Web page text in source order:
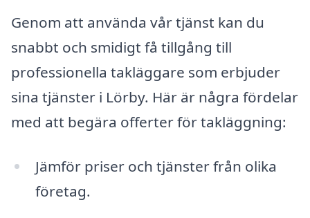
Genom att använda vår tjänst kan du
snabbt och smidigt få tillgång till
professionella takläggare som erbjuder
sina tjänster i Lörby. Här är några fördelar
med att begära offerter för takläggning:
Jämför priser och tjänster från olika
företag.